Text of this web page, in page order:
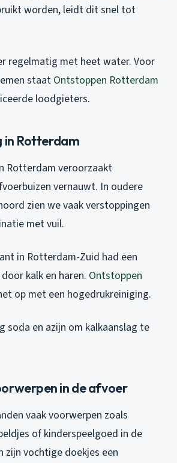
worden, leidt dit snel tot
regelmatig met heet water. Voor
staatOntstoppen Rotterdam
loodgieters.
in Rotterdam
Rotterdam veroorzaakt
vernauwt. In oudere
zien we vaak verstoppingen
met vuil.
in Rotterdam-Zuid had een
kalk en haren. Ontstoppen
op met een hogedrukreiniging.
soda en azijn om kalkaanslag te
in de afvoer
vaak voorwerpen zoals
of kinderspeelgoed in de
vochtige doekjes een